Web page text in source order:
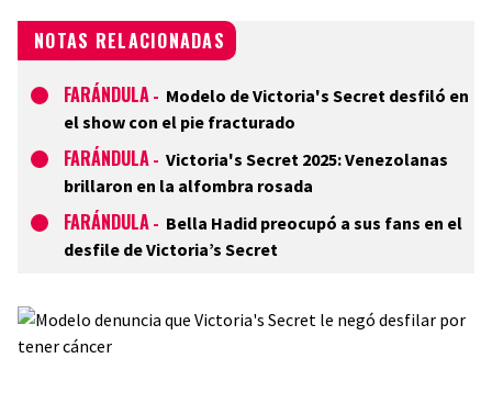
NOTAS RELACIONADAS
FARÁNDULA - Modelo de Victoria's Secret desfiló en
el show con el pie fracturado
FARÁNDULA - Victoria's Secret 2025: Venezolanas
brillaron en la alfombra rosada
FARÁNDULA - Bella Hadid preocupó a sus fans en el
desfile de Victoria’s Secret